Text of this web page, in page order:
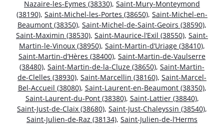
Nazaire-les-Eymes (38330), Saint-Mury-Monteymond
(38190), Saint-Michel-les-Portes (38650), Saint-Michel-en-
Beaumont (38350), Saint-Michel-de-Saint-Geoirs (38590),
Saint-Maximin (38530), Saint-Maurice-l’Exil (38550), Saint-
Martin-le-Vinoux (38950), Saint-Martin-d’Uriage (38410),
Saint-Martin-d’Hères (38400), Saint-Martin-de-Vaulserre
(38480), Saint-Martin-de-la-Cluze (38650), Saint-Martin-
de-Clelles (38930), Saint-Marcellin (38160), Saint-Marcel-
Bel-Accueil (38080), Saint-Laurent-en-Beaumont (38350),
Saint-Laurent-du-Pont (38380), Saint-Lattier (38840),
Saint-Just-de-Claix (38680), Saint-Just-Chaleyssin (38540),
Saint-Julien-de-Raz (38134), Saint-Julien-de-l’Herms